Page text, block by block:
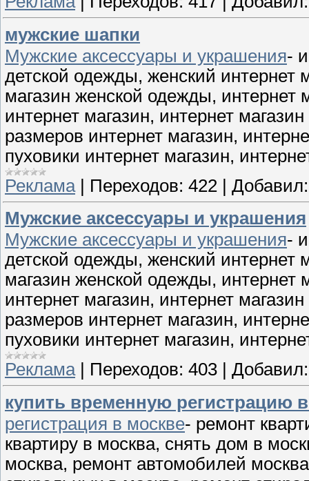
мужские шапки
Мужские аксессуары и украшения-
детской одежды, женский интернет
магазин женской одежды, интернет
интернет магазин, интернет
размеров интернет магазин,
пуховики интернет магазин,
Реклама | Переходов: 422 | Добавил:
Мужские аксессуары и украшения
Мужские аксессуары и украшения-
детской одежды, женский интернет
магазин женской одежды, интернет
интернет магазин, интернет
размеров интернет магазин,
пуховики интернет магазин,
Реклама| Переходов: 403
Добавил:
купить временную регистрацию
регистрация в москве- ремонт
квартиру в москва, снять дом в
москва, ремонт автомобилей